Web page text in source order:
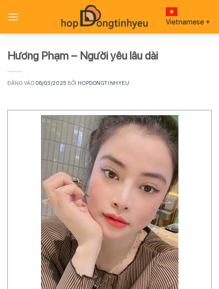
qua
Vietnamese ▼
Hương Phạm – Người yêu lâu dài
ĐĂNG VÀO08/03/2025 BỞI HOPDONGTINHYEU